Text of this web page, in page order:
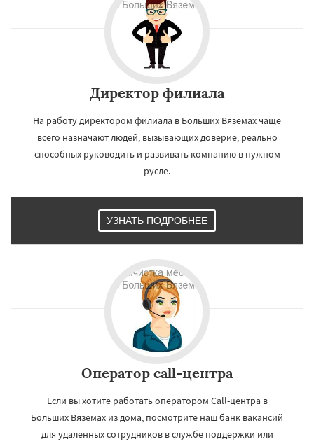
Работаем по
Загорянский
Запрудная
Зеленоградск Измайлово
Ильинский
Лесной Городок Лопатино Лотошино
Малаховка Менделеевск Михнево
Монино Нахабино Некрасовское
Правдинский
Свердловск
Удельная Фосфоритный
Черкизово Черусти
Директор филиала
На работу директором филиала в Больших Вяземах чаще
всего назначают людей, вызывающих доверие, реально
способных руководить и развивать компанию в нужном
русле.
УЗНАТЬ ПОДРОБНЕЕ
Оператор call-центра
Если вы хотите работать оператором Call-центра в
Больших Вяземах из дома, посмотрите наш банк вакансий
для удаленных сотрудников в службе поддержки или
УЗНАТЬ ПОДРОБНЕЕ
Даю согласие на обработку персональных данных